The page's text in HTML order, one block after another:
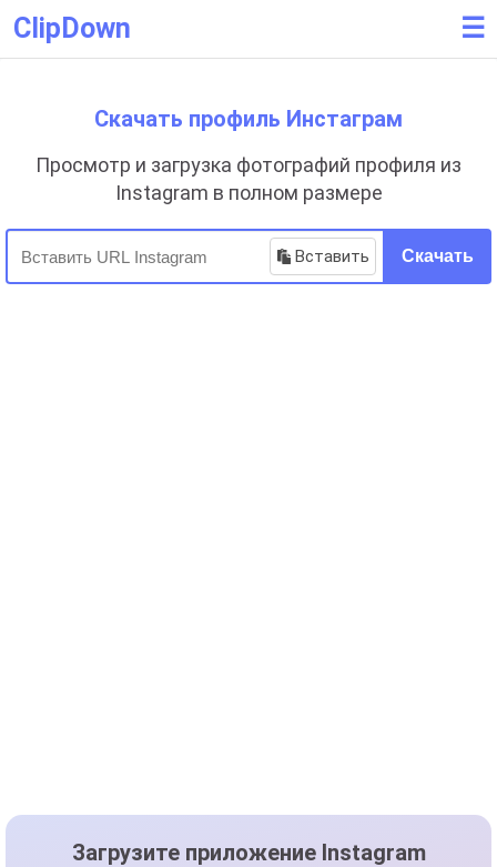
ClipDown ☰
Скачать профиль Инстаграм
Просмотр и загрузка фотографий профиля из
Instagram в полном размере
Вставить Скачать
Загрузите приложение Instagram